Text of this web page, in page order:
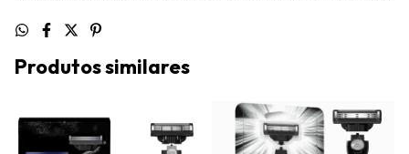
Produtos similares